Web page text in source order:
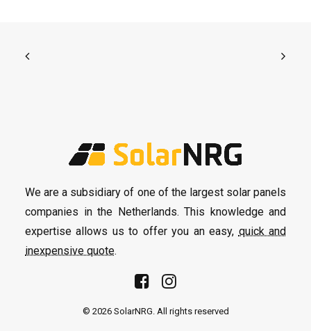
We are a subsidiary of one of the largest solar panels
companies in the Netherlands. This knowledge and
expertise allows us to offer you an easy, quick and
inexpensive quote.
© 2026 SolarNRG. All rights reserved